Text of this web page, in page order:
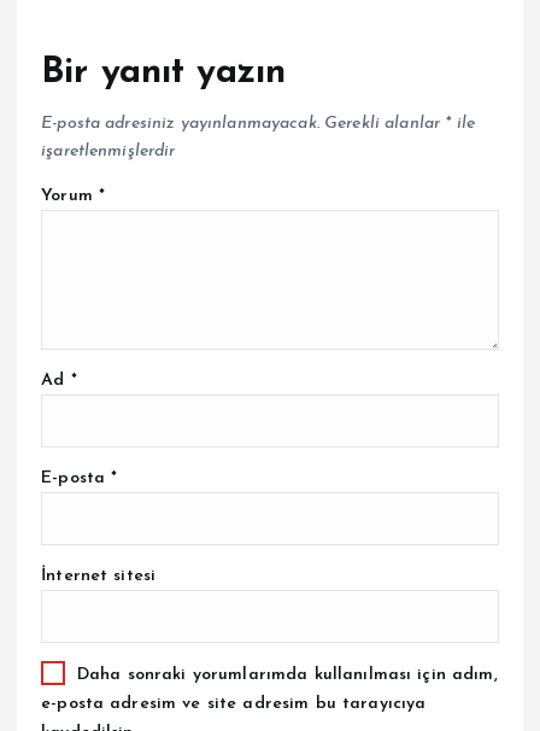
Bir yanıt yazın
E-posta adresiniz yayınlanmayacak. Gerekli alanlar *ile
işaretlenmişlerdir
Yorum *
Ad *
E-posta*
İnternet sitesi
Daha sonraki yorumlarımda kullanılması için adım,
e-posta adresim ve site adresim bu tarayıcıya